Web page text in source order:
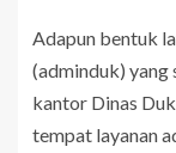
Adapun bentuk
(adminduk) yang
kantor Dinas
tempat layanan